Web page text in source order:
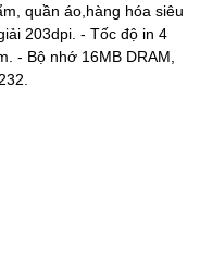
quần áo,hàng hóa siêu
203dpi. - Tốc độ in 4
- Bộ nhớ 16MB DRAM,